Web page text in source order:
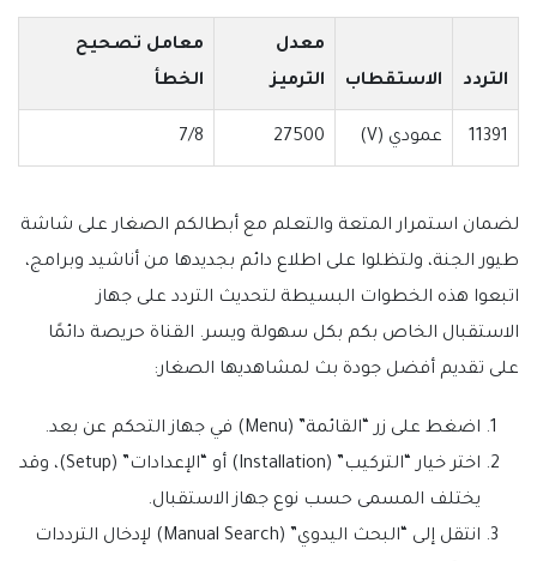
التردد الاستقطاب
معدل
الترميز
معامل تصحيح
الخطأ
11391 عمودي (V) 27500
7/8
لضمان استمرار المتعة والتعلم مع أبطالكم الصغار على شاشة
طيور الجنة، ولتظلوا على اطلاع دائم بجديدها من أناشيد وبرامج،
اتبعوا هذه الخطوات البسيطة لتحديث التردد على جهاز
الاستقبال الخاص بكم بكل سهولة ويسر. القناة حريصة دائمًا
على تقديم أفضل جودة بث لمشاهديها الصغار:
اضغط على زر “القائمة” (Menu) في جهاز التحكم عن بعد.
اختر خيار “التركيب” (Installation) أو “الإعدادات” (Setup)، وقد
يختلف المسمى حسب نوع جهاز الاستقبال.
انتقل إلى “البحث اليدوي” (Manual Search) لإدخال الترددات